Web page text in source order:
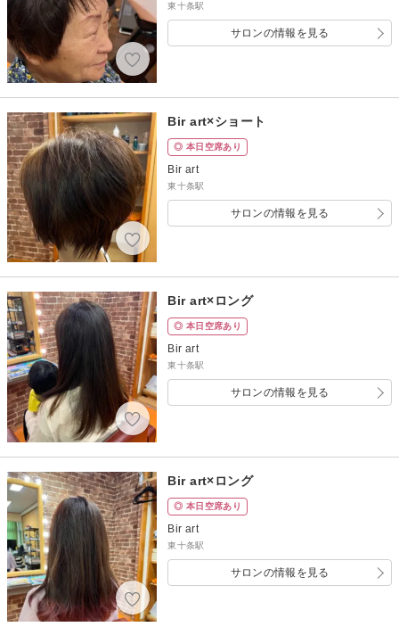
東十条駅
サロンの情報を見る
Bir art×ショート
◎ 本日空席あり
Bir art
東十条駅
サロンの情報を見る
Bir art×ロング
◎ 本日空席あり
Bir art
東十条駅
サロンの情報を見る
Bir art×ロング
◎ 本日空席あり
Bir art
東十条駅
サロンの情報を見る